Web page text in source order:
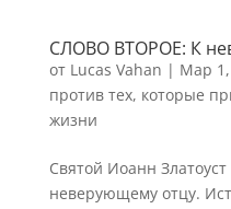
СЛОВО ВТОРОЕ: К
от Lucas Vahan | Мар 1,
против тех, которые
жизни
Святой Иоанн
неверующему отцу.